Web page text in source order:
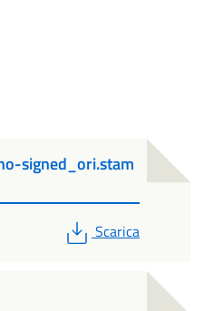
signed_ori.stam
PDF
Scarica